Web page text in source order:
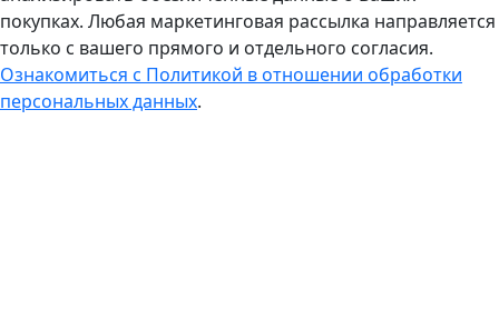
покупках. Любая маркетинговая рассылка направляется
только с вашего прямого и отдельного согласия.
Ознакомиться с Политикой в отношении обработки
персональных данных.